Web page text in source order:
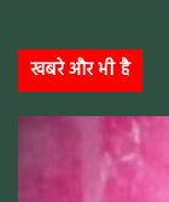
खबरे और भी है